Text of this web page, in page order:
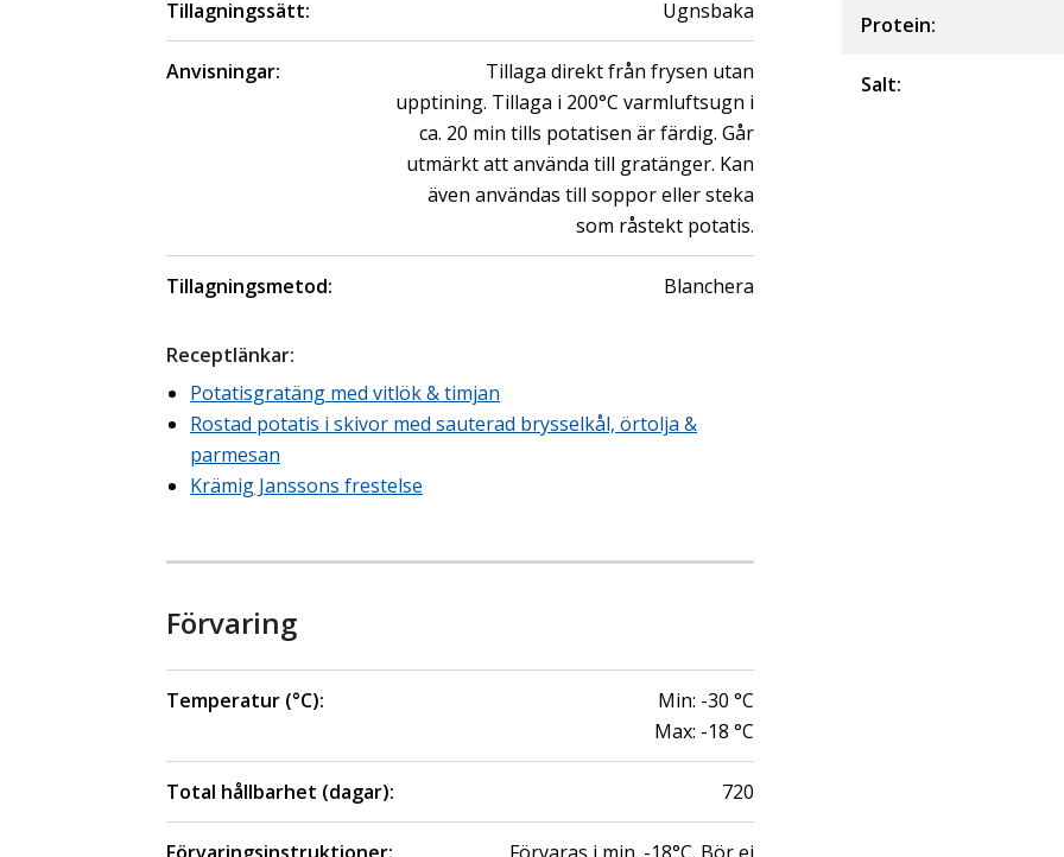
Tillagningssätt: Ugnsbaka
Anvisningar:
Tillaga direkt från frysen utan
upptining. Tillaga i 200°C varmluftsugn i
ca. 20 min tills potatisen är färdig. Går
utmärkt att använda till gratänger. Kan
även användas till soppor eller steka
som råstekt potatis.
Tillagningsmetod: Blanchera
Receptlänkar:
Potatisgratäng med vitlök & timjan
Rostad potatis i skivor med sauterad brysselkål, örtolja &
parmesan
Krämig Janssons frestelse
Förvaring
Temperatur (°C): Min: -30 °C
Max: -18 °C
Total hållbarhet (dagar): 720
Protein:
Salt: